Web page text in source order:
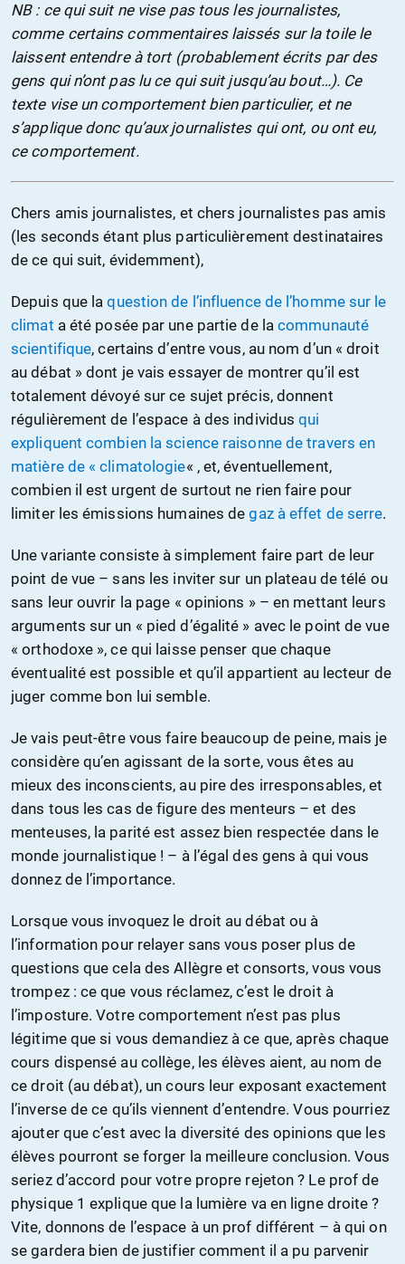
NB : ce qui suit ne vise pas tous les journalistes,
comme certains commentaires laissés sur la toile le
laissent entendre à tort (probablement écrits par des
gens qui n’ont pas lu ce qui suit jusqu’au bout…). Ce
texte vise un comportement bien particulier, et ne
s’applique donc qu’aux journalistes qui ont, ou ont eu,
ce comportement.
Chers amis journalistes, et chers journalistes pas amis
(les seconds étant plus particulièrement destinataires
de ce qui suit, évidemment),
Depuis que laquestion de l’influence de l’homme sur le
climat a été posée par une partie de lacommunauté
scientifique, certains d’entre vous, au nom d’un « droit
au débat » dont je vais essayer de montrer qu’il est
totalement dévoyé sur ce sujet précis, donnent
régulièrement de l’espace à des individusqui
expliquent combien la science raisonne de travers en
matière de « climatologie« , et, éventuellement,
combien il est urgent de surtout ne rien faire pour
limiter les émissions humaines degaz à effet de serre.
Une variante consiste à simplement faire part de leur
point de vue – sans les inviter sur un plateau de télé ou
sans leur ouvrir la page « opinions » – en mettant leurs
arguments sur un « pied d’égalité » avec le point de vue
« orthodoxe », ce qui laisse penser que chaque
éventualité est possible et qu’il appartient au lecteur de
juger comme bon lui semble.
Je vais peut-être vous faire beaucoup de peine, mais je
considère qu’en agissant de la sorte, vous êtes au
mieux des inconscients, au pire des irresponsables, et
dans tous les cas de figure des menteurs – et des
menteuses, la parité est assez bien respectée dans le
monde journalistique ! – à l’égal des gens à qui vous
donnez de l’importance.
Lorsque vous invoquez le droit au débat ou à
l’information pour relayer sans vous poser plus de
questions que cela des Allègre et consorts, vous vous
trompez : ce que vous réclamez, c’est le droit à
l’imposture. Votre comportement n’est pas plus
légitime que si vous demandiez à ce que, après chaque
cours dispensé au collège, les élèves aient, au nom de
ce droit (au débat), un cours leur exposant exactement
l’inverse de ce qu’ils viennent d’entendre. Vous pourriez
ajouter que c’est avec la diversité des opinions que les
élèves pourront se forger la meilleure conclusion. Vous
seriez d’accord pour votre propre rejeton ? Le prof de
physique 1 explique que la lumière va en ligne droite ?
Vite, donnons de l’espace à un prof différent – à qui on
se gardera bien de justifier comment il a pu parvenir